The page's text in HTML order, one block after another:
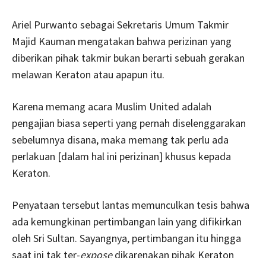
Ariel Purwanto sebagai Sekretaris Umum Takmir
Majid Kauman mengatakan bahwa perizinan yang
diberikan pihak takmir bukan berarti sebuah gerakan
melawan Keraton atau apapun itu.
Karena memang acara Muslim United adalah
pengajian biasa seperti yang pernah diselenggarakan
sebelumnya disana, maka memang tak perlu ada
perlakuan [dalam hal ini perizinan] khusus kepada
Keraton.
Penyataan tersebut lantas memunculkan tesis bahwa
ada kemungkinan pertimbangan lain yang difikirkan
oleh Sri Sultan. Sayangnya, pertimbangan itu hingga
saat ini tak ter-exposedikarenakan pihak Keraton